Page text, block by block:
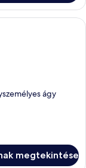
megterített ágy,
ágy
megtekintése